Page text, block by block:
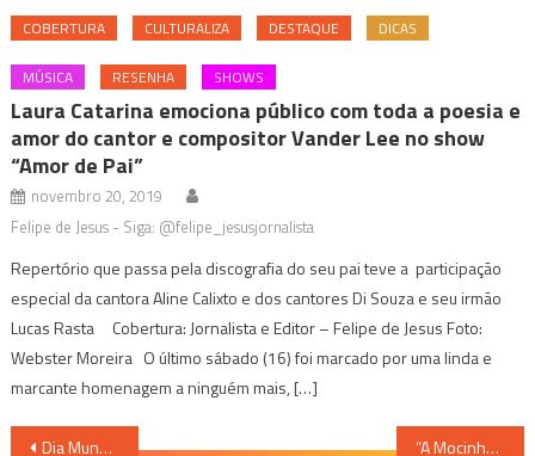
COBERTURA CULTURALIZA DESTAQUE DICAS
MÚSICA RESENHA SHOWS
Laura Catarina emociona público com toda a poesia e
amor do cantor e compositor Vander Lee no show
“Amor de Pai”
novembro 20, 2019
Felipe de Jesus - Siga: @felipe_jesusjornalista
Repertório que passa pela discografia do seu pai teve a participação
especial da cantora Aline Calixto e dos cantores Di Souza e seu irmão
Lucas Rasta Cobertura: Jornalista e Editor – Felipe de Jesus Foto:
Webster Moreira O último sábado (16) foi marcado por uma linda e
marcante homenagem a ninguém mais, […]
Dia Mundial do Orgulho Nerd será comemorado com programação especial em BH “A Mocinha do Mercado Central” – Stella Maris Rezende